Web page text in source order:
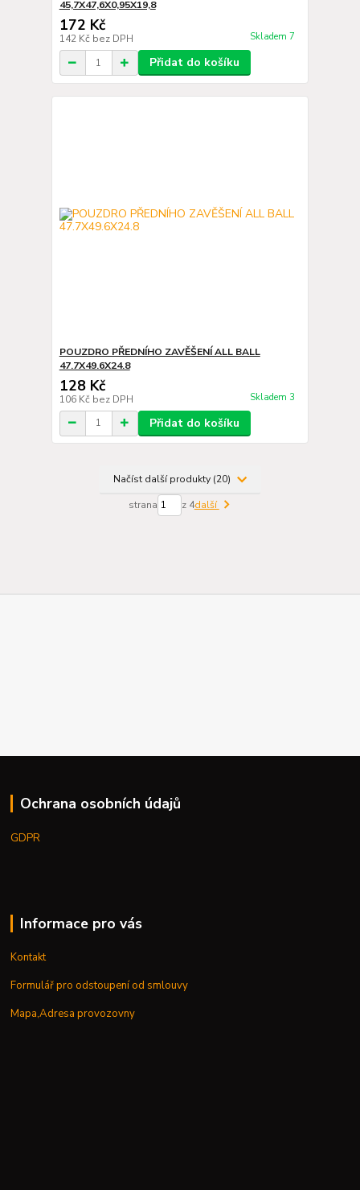
45,7X47,6X0,95X19,8
172 Kč
142 Kč bez DPH Skladem 7
Přidat do košíku
POUZDRO PŘEDNÍHO ZAVĚŠENÍ ALL BALL
47.7X49.6X24.8
128 Kč
106 Kč bez DPH Skladem 3
Přidat do košíku
Načíst další produkty (20)
strana z 4další
Ochrana osobních údajů
GDPR
Informace pro vás
Kontakt
Formulář pro odstoupení od smlouvy
Mapa,Adresa provozovny